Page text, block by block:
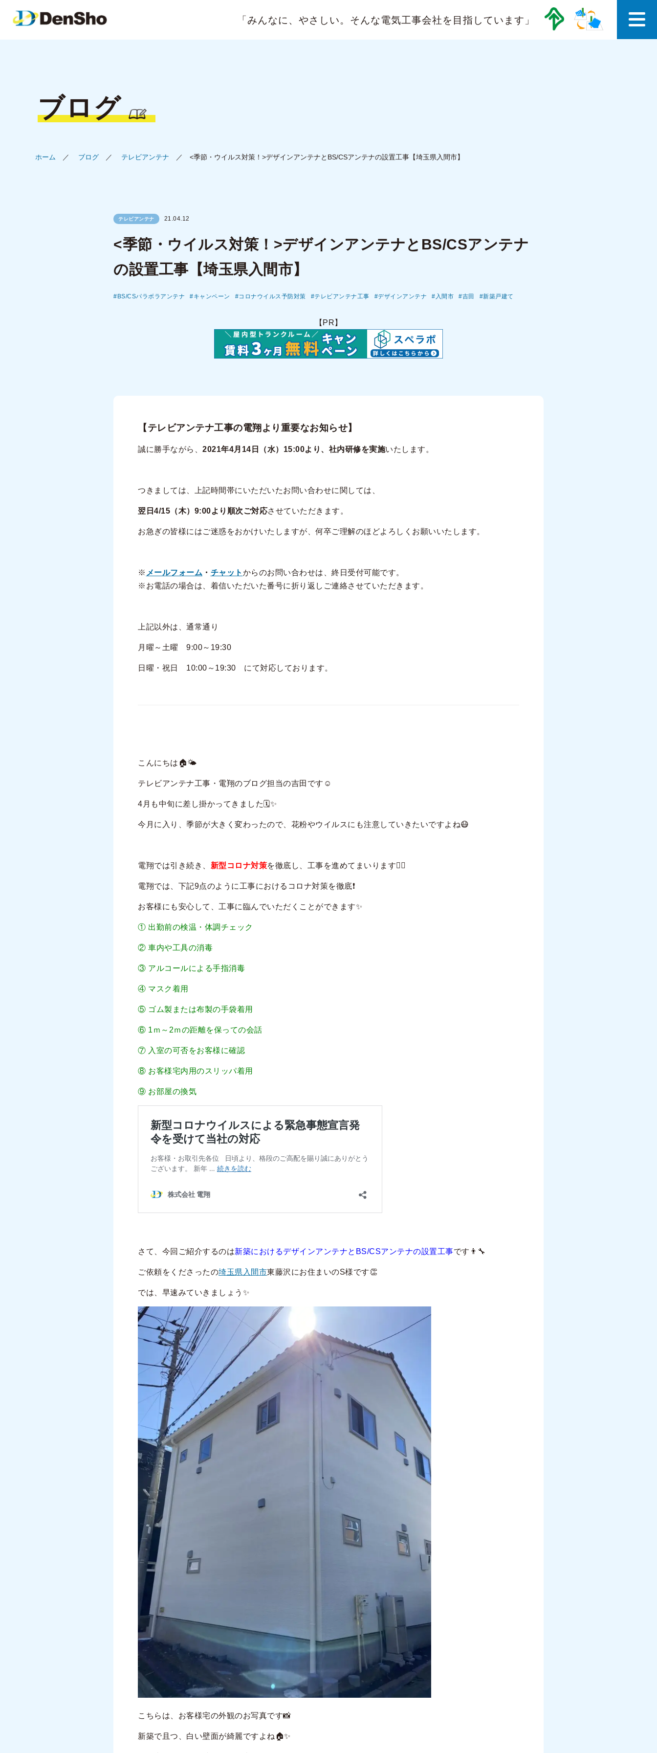
「みんなに、やさしい。 そんな電気工事会社を目指しています」
ブログ
ホーム ブログ テレビアンテナ <季節・ウイルス対策！>デザインアンテナとBS/CSアンテナの設置工事【埼玉県入間市】
テレビアンテナ 21.04.12
<季節・ウイルス対策！>デザインアンテナとBS/CSアンテナ
の設置工事【埼玉県入間市】
BS/CSパラボラアンテナ キャンペーン コロナウイルス予防対策 テレビアンテナ工事 デザインアンテナ 入間市 吉田 新築戸建て
【PR】
【テレビアンテナ工事の電翔より重要なお知らせ】
誠に勝手ながら、 2021年4月14日（水）15:00より、社内研修を実施いたします。
つきましては、上記時間帯にいただいたお問い合わせに関しては、
翌日4/15（木）9:00より順次ご対応させていただきます。
お急ぎの皆様にはご迷惑をおかけいたしますが、何卒ご理解のほどよろしくお願いいたします。
※ メールフォーム ・ チャット からのお問い合わせは、終日受付可能です。
※お電話の場合は、着信いただいた番号に折り返しご連絡させていただきます。
上記以外は、通常通り
月曜～土曜 9:00～19:30
日曜・祝日 10:00～19:30 にて対応しております。
こんにちは🏠🌤
テレビアンテナ工事・電翔のブログ担当の吉田です☺️
4月も中旬に差し掛かってきました🗓✨
今月に入り、季節が大きく変わったので、花粉やウイルスにも注意していきたいですよね😷
電翔では引き続き、 新型コロナ対策を徹底し、工事を進めてまいります💁‍♂️
電翔では、下記9点のように工事におけるコロナ対策を徹底❗️
お客様にも安心して、工事に臨んでいただくことができます✨
① 出勤前の検温・体調チェック
② 車内や工具の消毒
③ アルコールによる手指消毒
④ マスク着用
⑤ ゴム製または布製の手袋着用
⑥ 1ｍ～2ｍの距離を保っての会話
⑦ 入室の可否をお客様に確認
⑧ お客様宅内用のスリッパ着用
⑨ お部屋の換気
さて、今回ご紹介するのは新築におけるデザインアンテナとBS/CSアンテナの設置工事です👨‍🔧
ご依頼をくださったの埼玉県入間市東藤沢にお住まいのS様です👏
では、早速みていきましょう ✨
こちらは、お客様宅の外観のお写真です📸
新築で且つ、白い壁面が綺麗ですよね🏠✨